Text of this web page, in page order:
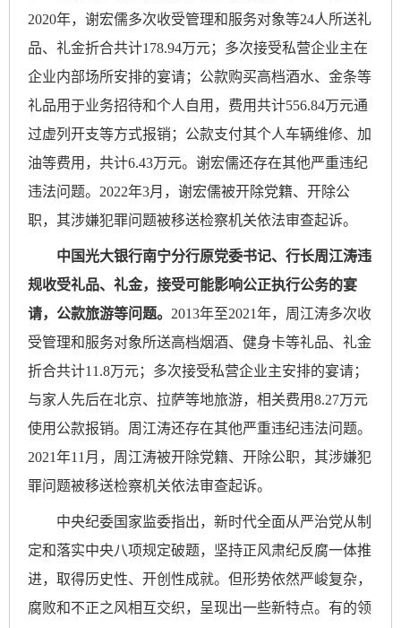
2020年，谢宏儒多次收受管理和服务对象等24人所送礼
品、礼金折合共计178.94万元；多次接受私营企业主在
企业内部场所安排的宴请；公款购买高档酒水、金条等
礼品用于业务招待和个人自用，费用共计556.84万元通
过虚列开支等方式报销；公款支付其个人车辆维修、加
油等费用，共计6.43万元。谢宏儒还存在其他严重违纪
违法问题。2022年3月，谢宏儒被开除党籍、开除公
职，其涉嫌犯罪问题被移送检察机关依法审查起诉。
中国光大银行南宁分行原党委书记、行长周江涛违
规收受礼品、礼金，接受可能影响公正执行公务的宴
请，公款旅游等问题。 2013年至2021年，周江涛多次收
受管理和服务对象所送高档烟酒、健身卡等礼品、礼金
折合共计11.8万元；多次接受私营企业主安排的宴请；
与家人先后在北京、拉萨等地旅游，相关费用8.27万元
使用公款报销。周江涛还存在其他严重违纪违法问题。
2021年11月，周江涛被开除党籍、开除公职，其涉嫌犯
罪问题被移送检察机关依法审查起诉。
中央纪委国家监委指出，新时代全面从严治党从制
定和落实中央八项规定破题，坚持正风肃纪反腐一体推
进，取得历史性、开创性成就。但形势依然严峻复杂，
腐败和不正之风相互交织，呈现出一些新特点。有的领